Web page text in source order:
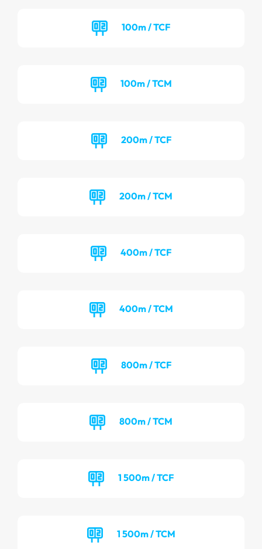
100m / TCF
100m / TCM
200m / TCF
200m / TCM
400m / TCF
400m / TCM
800m / TCF
800m / TCM
1 500m / TCF
1 500m / TCM